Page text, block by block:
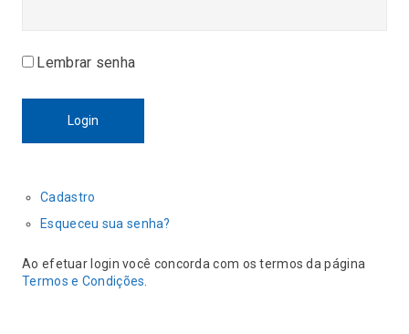
Lembrar senha
Login
Cadastro
Esqueceu sua senha?
Ao efetuar login você concorda com os termos da página
Termos e Condições